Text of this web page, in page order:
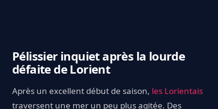
Pélissier inquiet après la lourde
défaite de Lorient
Après un excellent début de saison, les Lorientais
traversent une mer un peu plus agitée. Des